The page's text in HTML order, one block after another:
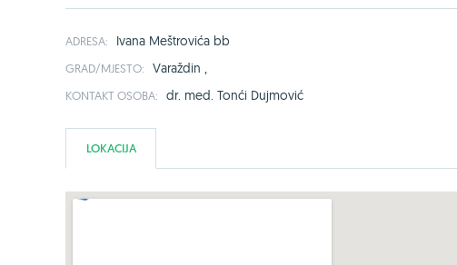
ADRESA: Ivana Meštrovića bb
GRAD/MJESTO: Varaždin ,
KONTAKT OSOBA: dr. med. Tonći Dujmović
LOKACIJA